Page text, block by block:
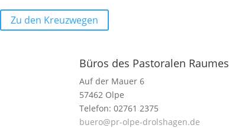
Zu den Kreuzwegen
Büros des Pastoralen Raumes
Auf der Mauer 6
57462 Olpe
Telefon: 02761 2375
buero@pr-olpe-drolshagen.de